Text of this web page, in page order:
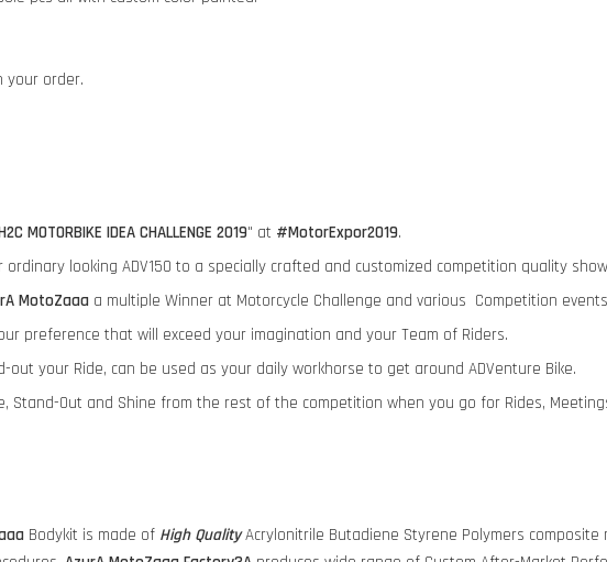
your order.
MOTORBIKE IDEA CHALLENGE 2019" at #MotorExpor2019.
looking ADV150 to a specially crafted and customized competition quality
MotoZaaa a multiple Winner at Motorcycle Challenge and various Competition
preference that will exceed your imagination and your Team of Riders.
out your Ride, can be used as your daily workhorse to get around ADVenture Bike.
Stand-Out and Shine from the rest of the competition when you go for Rides,
Bodykit is made of High QualityAcrylonitrile Butadiene Styrene Polymers